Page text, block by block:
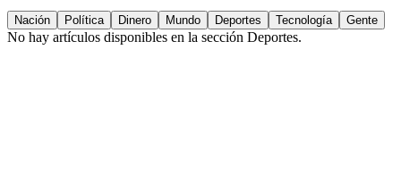
Nación Política Dinero Mundo Deportes Tecnología Gente
No hay artículos disponibles en la sección Deportes.